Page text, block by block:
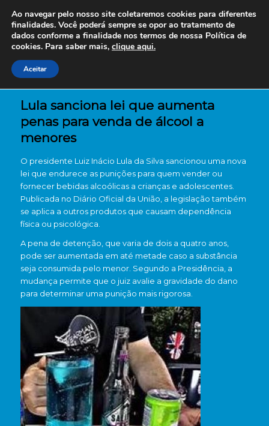
Lula sanciona lei que aumenta
penas para venda de álcool a
menores
O presidente Luiz Inácio Lula da Silva sancionou uma nova
lei que endurece as punições para quem vender ou
fornecer bebidas alcoólicas a crianças e adolescentes.
Publicada no Diário Oficial da União, a legislação também
se aplica a outros produtos que causam dependência
física ou psicológica.
A pena de detenção, que varia de dois a quatro anos,
pode ser aumentada em até metade caso a substância
seja consumida pelo menor. Segundo a Presidência, a
mudança permite que o juiz avalie a gravidade do dano
para determinar uma punição mais rigorosa.
Ao navegar pelo nosso site coletaremos cookies para diferentes
finalidades. Você poderá sempre se opor ao tratamento de
dados conforme a finalidade nos termos de nossa Política de
cookies. Para saber mais, clique aqui.
Aceitar